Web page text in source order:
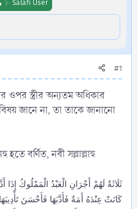
Salafi User
#1
ওপর স্ত্রীর অন্যতম অধিকার
জানে না, তা তাকে জানানো
বর্ণিত, নবী সল্লাল্লাহু
ثَلَاثَةٌ لَهُمْ أَجْرَانِ الْعَبْدُ الْمَمْلُوكُ
كَانَتْ عِنْدَهُ أَمَةٌ فَأَدَّبَهَا فَأَحْسَنَ